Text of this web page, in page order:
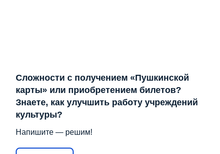
Сложности с получением «Пушкинской
карты» или приобретением билетов?
Знаете, как улучшить работу учреждений
культуры?
Напишите — решим!